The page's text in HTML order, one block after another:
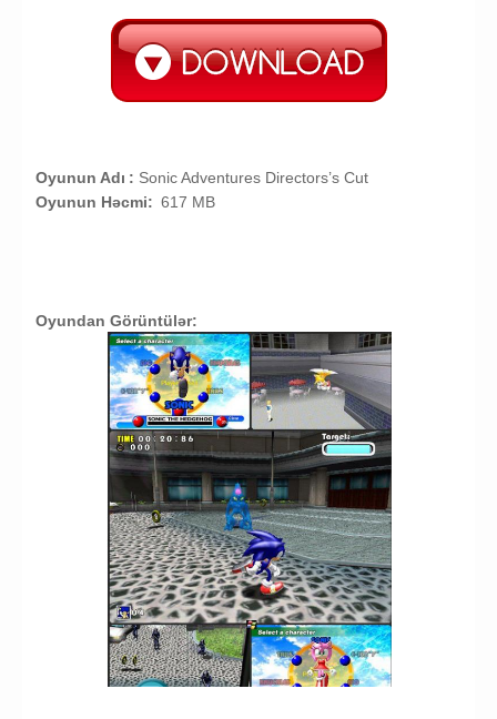
Oyunun Adı : Sonic Adventures Directors’s Cut
Oyunun Həcmi: 617 MB
Oyundan Görüntülər: